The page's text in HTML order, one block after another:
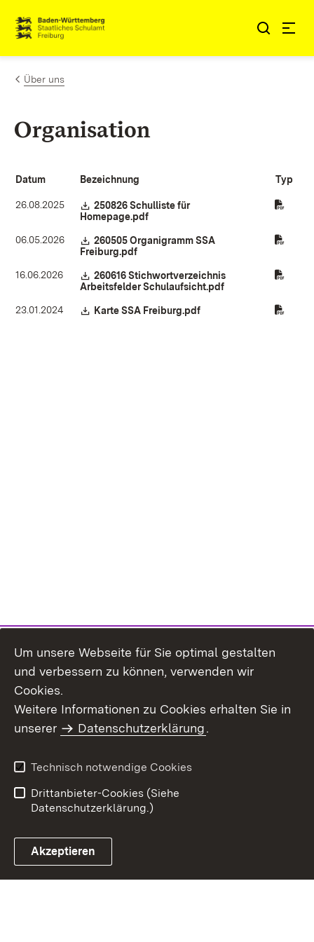
Zum Inhalt springen
Link zur Startseite
Über uns
Organisation
Datum Bezeichnung Typ
26.08.2025 Download:
250826 Schulliste für
Homepage.pdf
06.05.2026 Download:
260505 Organigramm SSA
Freiburg.pdf
16.06.2026 Download:
260616 Stichwortverzeichnis
Arbeitsfelder Schulaufsicht.pdf
23.01.2024 Download:
Karte SSA Freiburg.pdf(Öffnet in neuem
Benutzungshinweise
Erklärung zur
Um unsere Webseite für Sie optimal gestalten
und verbessern zu können, verwenden wir
Cookies.
Weitere Informationen zu Cookies erhalten Sie in
unserer
Datenschutzerklärung.
Technisch notwendige Cookies
Drittanbieter-Cookies (Siehe
Datenschutzerklärung.)
Akzeptieren